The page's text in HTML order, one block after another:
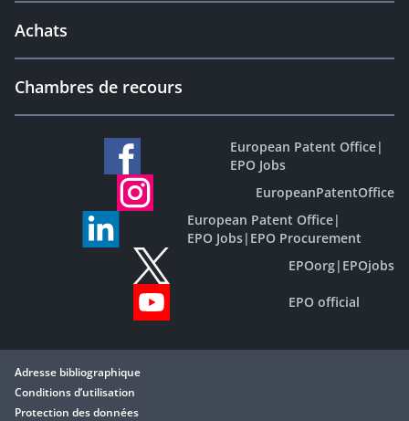
Achats
Chambres de recours
European Patent Office|
EPO Jobs
EuropeanPatentOffice
European Patent Office|
EPO Jobs| EPO Procurement
EPOorg| EPOjobs
EPO official
Adresse bibliographique
Conditions d’utilisation
Protection des données